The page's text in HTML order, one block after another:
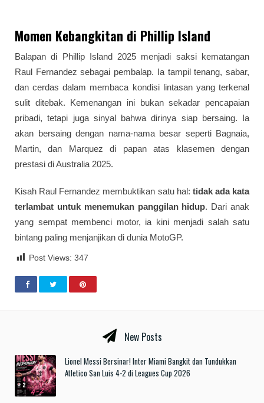
Momen Kebangkitan di Phillip Island
Balapan di Phillip Island 2025 menjadi saksi kematangan
Raul Fernandez sebagai pembalap. Ia tampil tenang, sabar,
dan cerdas dalam membaca kondisi lintasan yang terkenal
sulit ditebak. Kemenangan ini bukan sekadar pencapaian
pribadi, tetapi juga sinyal bahwa dirinya siap bersaing. Ia
akan bersaing dengan nama-nama besar seperti Bagnaia,
Martin, dan Marquez di papan atas klasemen dengan
prestasi di Australia 2025.
Kisah Raul Fernandez membuktikan satu hal: tidak ada kata
terlambat untuk menemukan panggilan hidup. Dari anak
yang sempat membenci motor, ia kini menjadi salah satu
bintang paling menjanjikan di dunia MotoGP.
Post Views: 347
New Posts
Lionel Messi Bersinar! Inter Miami Bangkit dan Tundukkan
Atletico San Luis 4-2 di Leagues Cup 2026